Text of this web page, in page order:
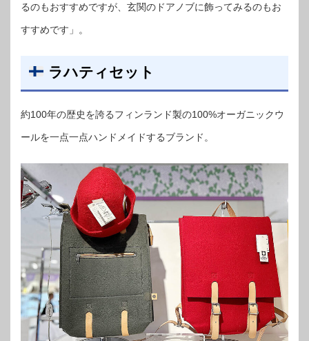
るのもおすすめですが、玄関のドアノブに飾ってみるのもお
すすめです」。
ラハティセット
約100年の歴史を誇るフィンランド製の100%オーガニックウ
ールを一点一点ハンドメイドするブランド。